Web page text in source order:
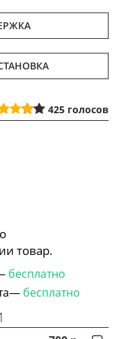
425 голосов
товар.
бесплатно
бесплатно